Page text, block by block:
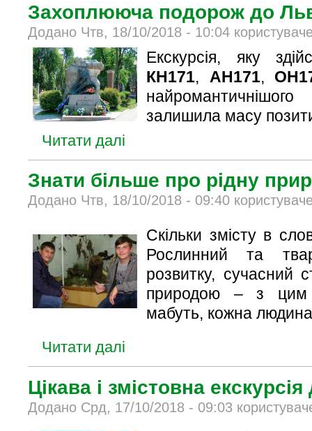
Захоплююча подорож до
Додано Чтв, 18/10/2018 - 10:04
Екскурсія, яку
КН171, АН171,
залишила масу
Читати далі
Знати більше про рідну
Додано Чтв, 18/10/2018 - 09:40
Скільки змісту в
Рослинний та
розвитку, сучасний
природою – з цим
мабуть, кожна
Читати далі
Цікава і змістовна
Додано Срд, 17/10/2018 - 09:03